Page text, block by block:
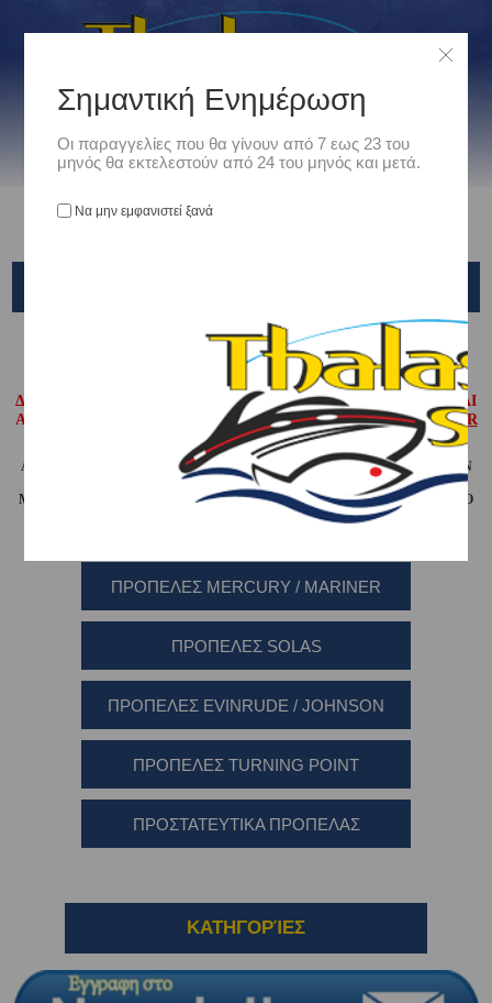
ΠΡΟΠΕΛΕΣ ΚΙΝΗΤΗΡΩΝ
ΔΙΑΘΕΤΟΥΜΕ ΠΛΗΡΗ ΓΚΑΜΑ ΠΡΟΠΕΛΩΝ ΑΛΟΥΜΙΝΙΟΥ ΚΑΙ
ΑΝΟΞΕΙΔΩΤΕΣ ΤΩΝ ΕΤΑΙΡΕΙΩΝSOLAS-MERCURY/ΜΑRINER
EVINRUDE/JOHNSON-TURNING POINT
ΑΝ ΘΕΛΕΤΕ ΚΑΠΟΙΑ ΠΡΟΠΕΛΑ ΤΩΝ ΠΑΡΑΠΑΝΩ ΕΤΑΙΡΕΙΩΝ ΚΑΙ ΔΕΝ
ΥΠΑΡΧΕΙ ΑΚΟΜΑ ΣΤΟ SITE MH ΔΙΣΤΑΣΕΤΕ ΝΑ ΕΠΙΚΟΙΝΩΝΗΣΕΤΕ
ΜΑΖΙ ΜΑΣ ΝΑ ΕΠΙΛΕΞΟΥΜΕ ΜΑΖΙ ΤΗ ΚΑΤΑΛΛΗΛΗ ΠΡΟΠΕΛΑ ΓΙΑ ΤΟ
ΤΗΛ 2310 - 722 434 η e-mail :
ΠΡΟΠΕΛΕΣ MERCURY / MARINER
ΠΡΟΠΕΛΕΣ SOLAS
ΠΡΟΠΕΛΕΣ EVINRUDE / JOHNSON
ΠΡΟΠΕΛΕΣ TURNING POINT
ΠΡΟΣΤΑΤΕΥΤΙΚΑ ΠΡΟΠΕΛΑΣ
ΚΑΤΗΓΟΡΊΕΣ
Σημαντική Ενημέρωση
Οι παραγγελίες που θα γίνουν από 7 εως 23 του
μηνός θα εκτελεστούν από 24 του μηνός και μετά.
Να μην εμφανιστεί ξανά